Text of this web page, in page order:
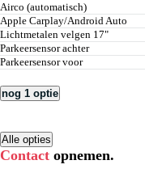
airco (automatisch)
Apple Carplay/Android Auto
lichtmetalen velgen 17"
parkeersensor achter
parkeersensor voor
nog 1 optie
Alle opties
Contact opnemen.